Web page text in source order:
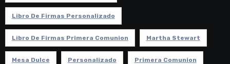
Libro De Firmas Personalizado
Libro De Firmas Primera Comunion Martha Stewart
Mesa Dulce Personalizado Primera Comunion